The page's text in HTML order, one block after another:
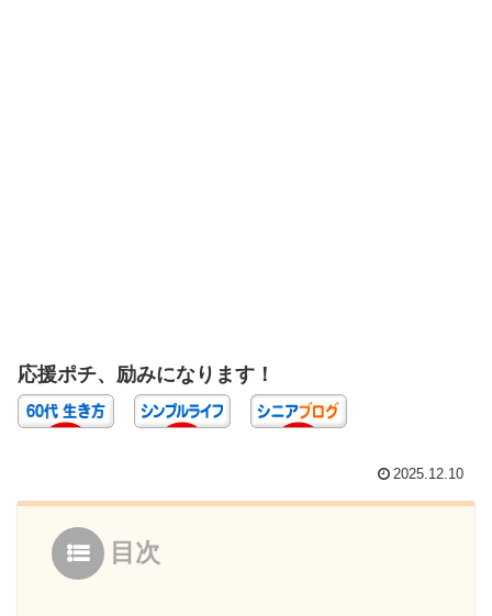
応援ポチ、励みになります！
2025.12.10
目次